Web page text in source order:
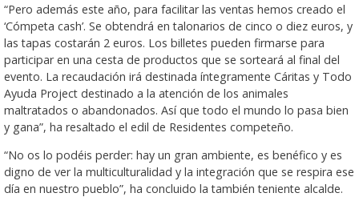
“Pero además este año, para facilitar las ventas hemos creado el
‘Cómpeta cash’. Se obtendrá en talonarios de cinco o diez euros, y
las tapas costarán 2 euros. Los billetes pueden firmarse para
participar en una cesta de productos que se sorteará al final del
evento. La recaudación irá destinada íntegramente Cáritas y Todo
Ayuda Project destinado a la atención de los animales
maltratados o abandonados. Así que todo el mundo lo pasa bien
y gana”, ha resaltado el edil de Residentes competeño.
“No os lo podéis perder: hay un gran ambiente, es benéfico y es
digno de ver la multiculturalidad y la integración que se respira ese
día en nuestro pueblo”, ha concluido la también teniente alcalde.